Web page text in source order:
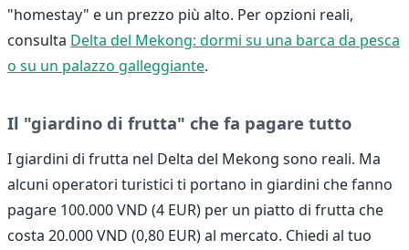
"homestay" e un prezzo più alto. Per opzioni reali,
consulta Delta del Mekong: dormi su una barca da pesca
o su un palazzo galleggiante.
Il "giardino di frutta" che fa pagare tutto
I giardini di frutta nel Delta del Mekong sono reali. Ma
alcuni operatori turistici ti portano in giardini che fanno
pagare 100.000 VND (4 EUR) per un piatto di frutta che
costa 20.000 VND (0,80 EUR) al mercato. Chiedi al tuo